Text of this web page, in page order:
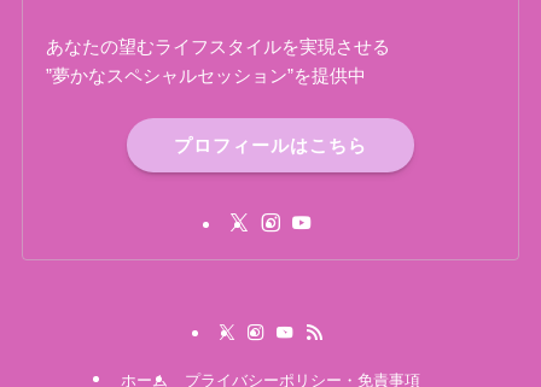
あなたの望むライフスタイルを実現させる
”夢かなスペシャルセッション”を提供中
プロフィールはこちら
ホーム プライバシーポリシー・免責事項